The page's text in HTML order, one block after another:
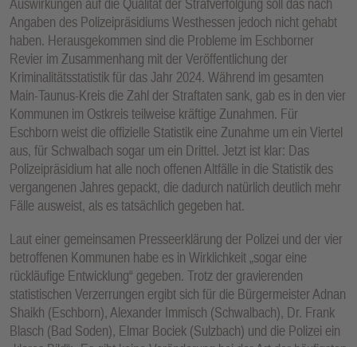
Auswirkungen auf die Qualität der Strafverfolgung soll das nach
Angaben des Polizeipräsidiums Westhessen jedoch nicht gehabt
haben. Herausgekommen sind die Probleme im Eschborner
Revier im Zusammenhang mit der Veröffentlichung der
Kriminalitätsstatistik für das Jahr 2024. Während im gesamten
Main-Taunus-Kreis die Zahl der Straftaten sank, gab es in den vier
Kommunen im Ostkreis teilweise kräftige Zunahmen. Für
Eschborn weist die offizielle Statistik eine Zunahme um ein Viertel
aus, für Schwalbach sogar um ein Drittel. Jetzt ist klar: Das
Polizeipräsidium hat alle noch offenen Altfälle in die Statistik des
vergangenen Jahres gepackt, die dadurch natürlich deutlich mehr
Fälle ausweist, als es tatsächlich gegeben hat.
Laut einer gemeinsamen Presseerklärung der Polizei und der vier
betroffenen Kommunen habe es in Wirklichkeit „sogar eine
rückläufige Entwicklung“ gegeben. Trotz der gravierenden
statistischen Verzerrungen ergibt sich für die Bürgermeister Adnan
Shaikh (Eschborn), Alexander Immisch (Schwalbach), Dr. Frank
Blasch (Bad Soden), Elmar Bociek (Sulzbach) und die Polizei ein